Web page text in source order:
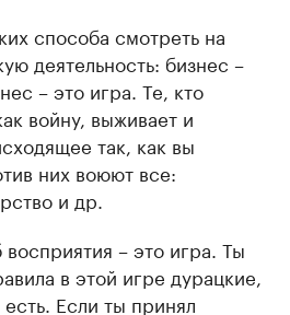
способа смотреть на
деятельность: бизнес –
– это игра. Те, кто
войну, выживает и
так, как вы
них воюют все:
и др.
– это игра. Ты
в этой игре дурацкие,
Если ты принял